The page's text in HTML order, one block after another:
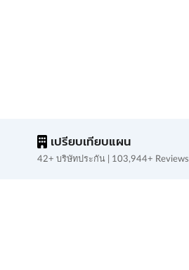
เปรียบเทียบแผน
42+ บริษัทประกัน | 103,944+ Reviews